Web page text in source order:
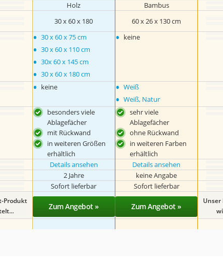
Holz Bambus
30 x 60 x 180 60 x 26 x 130 cm
• 30 x 60 x 75 cm
• 30 x 60 x 110 cm
• 30x 60 x 145 cm
• 30 x 60 x 180 cm
• keine
• keine • Weiß
• Weiß, Natur
besonders viele
Ablagefächer
mit Rückwand
in weiteren Größen
erhältlich
sehr viele
Ablagefächer
ohne Rückwand
in weiteren Farben
erhältlich
Details ansehen Details ansehen
2 Jahre keine Angabe
Sofort lieferbar Sofort lieferbar
Produkt
Zum Angebot » Zum Angebot »